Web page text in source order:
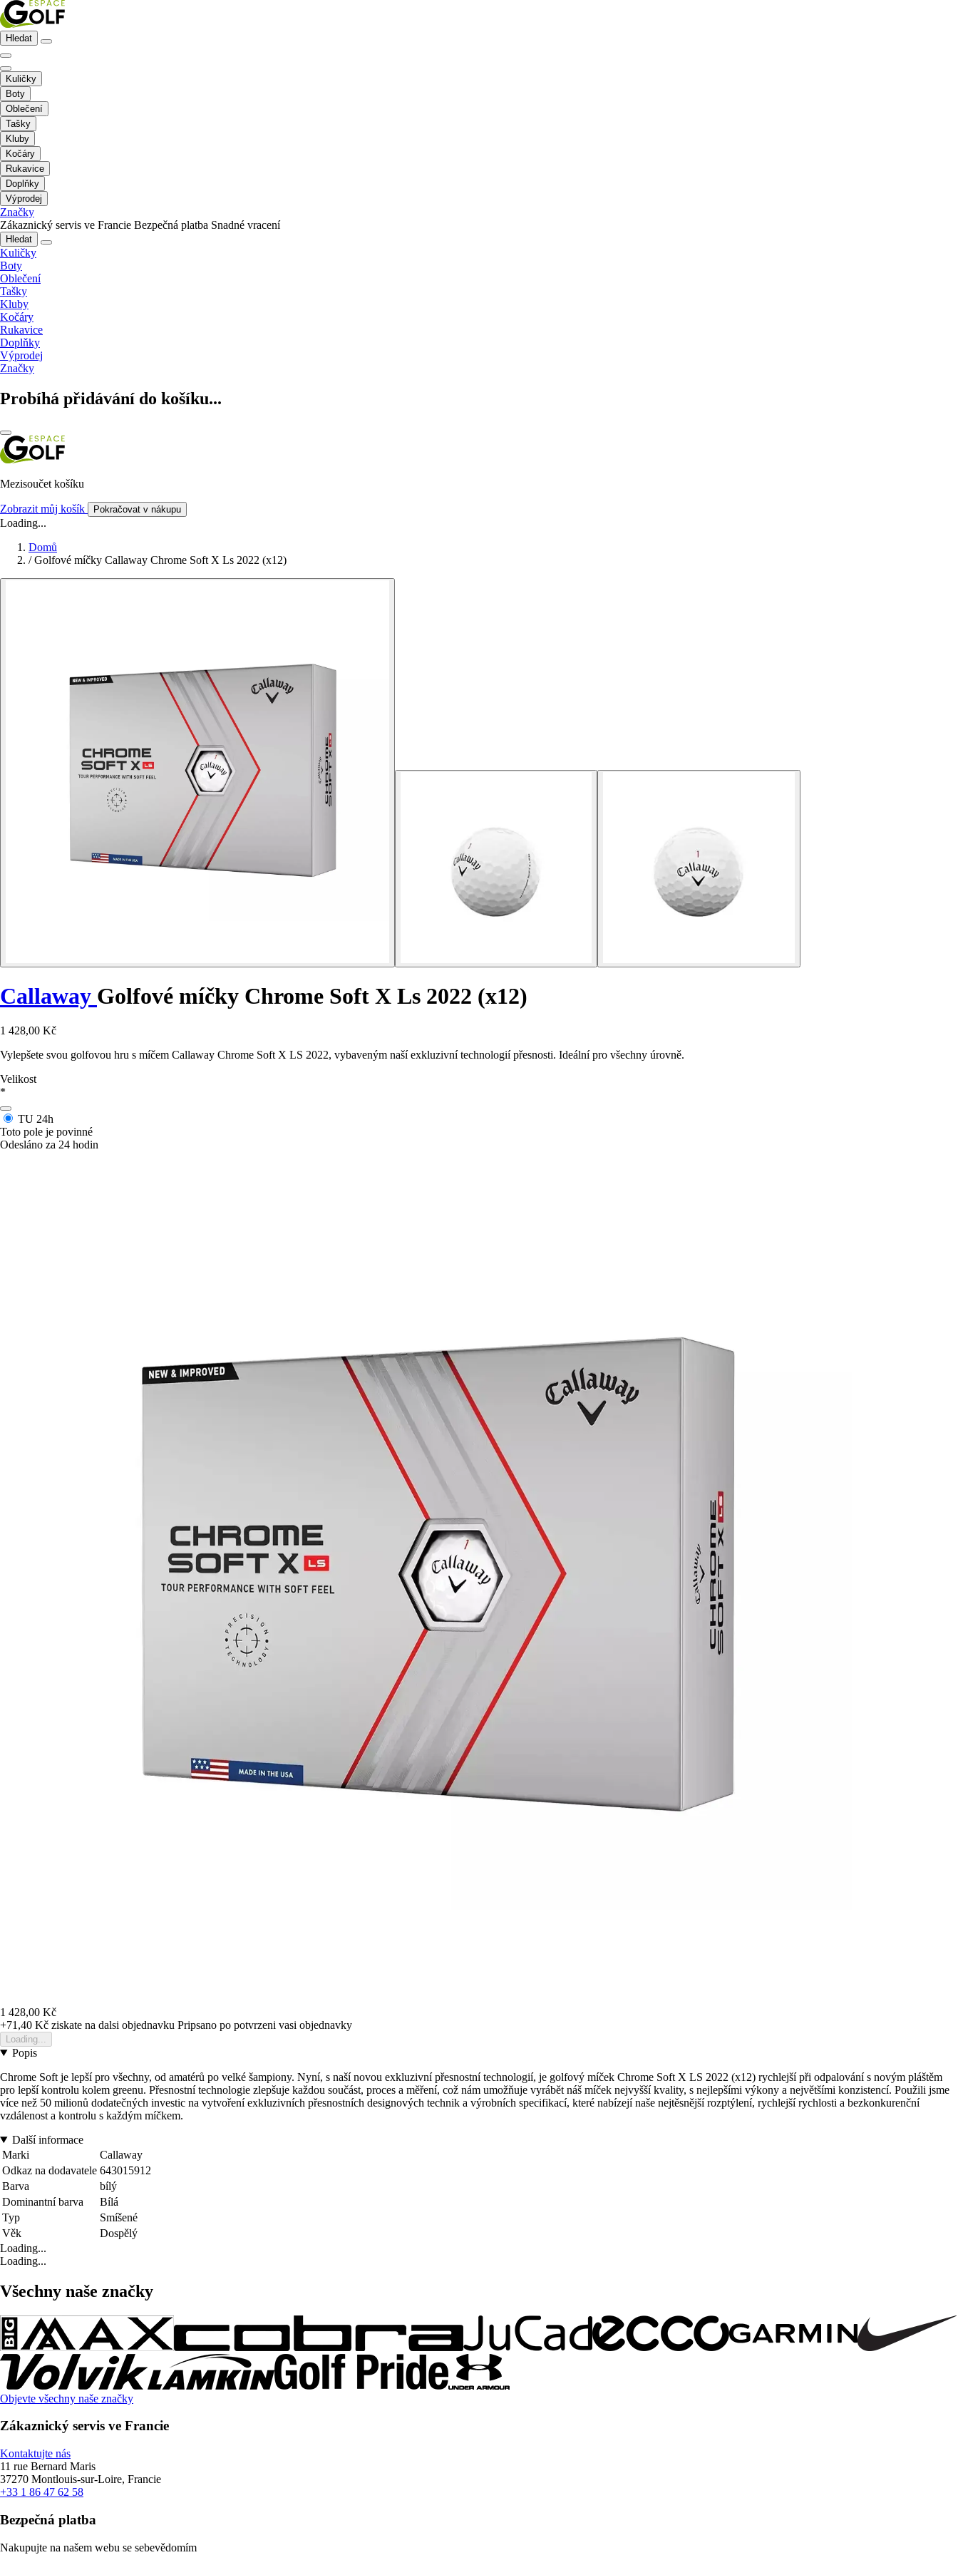
Hledat
Kuličky
Boty
Oblečení
Tašky
Kluby
Kočáry
Rukavice
Doplňky
Výprodej
Značky
Zákaznický servis ve Francie Bezpečná platba Snadné vracení
Hledat
Kuličky
Boty
Oblečení
Tašky
Kluby
Kočáry
Rukavice
Doplňky
Výprodej
Značky
Probíhá přidávání do košíku...
Mezisoučet košíku
Zobrazit můj košík Pokračovat v nákupu
Loading...
Domů
/ Golfové míčky Callaway Chrome Soft X Ls 2022 (x12)
Callaway Golfové míčky Chrome Soft X Ls 2022 (x12)
1 428,00 Kč
Vylepšete svou golfovou hru s míčem Callaway Chrome Soft X LS 2022, vybaveným naší exkluzivní technologií přesnosti. Ideální pro všechny úrovně.
Velikost
*
TU 24h
Toto pole je povinné
Odesláno za 24 hodin
1 428,00 Kč
+71,40 Kč ziskate na dalsi objednavku Pripsano po potvrzeni vasi objednavky
Loading...
Popis
Chrome Soft je lepší pro všechny, od amatérů po velké šampiony. Nyní, s naší novou exkluzivní přesnostní technologií, je golfový míček Chrome Soft X LS 2022 (x12) rychlejší při odpalování s novým pláštěm
pro lepší kontrolu kolem greenu. Přesnostní technologie zlepšuje každou součást, proces a měření, což nám umožňuje vyrábět náš míček nejvyšší kvality, s nejlepšími výkony a největšími konzistencí. Použili jsme
více než 50 milionů dodatečných investic na vytvoření exkluzivních přesnostních designových technik a výrobních specifikací, které nabízejí naše nejtěsnější rozptýlení, rychlejší rychlosti a bezkonkurenční
vzdálenost a kontrolu s každým míčkem.
Další informace
Marki
Callaway
Odkaz na dodavatele 643015912
Barva
bílý
Dominantní barva
Bílá
Typ
Smíšené
Věk
Dospělý
Loading...
Loading...
Všechny naše značky
Objevte všechny naše značky
Zákaznický servis ve Francie
Kontaktujte nás
11 rue Bernard Maris
37270 Montlouis-sur-Loire, Francie
+33 1 86 47 62 58
Bezpečná platba
Nakupujte na našem webu se sebevědomím